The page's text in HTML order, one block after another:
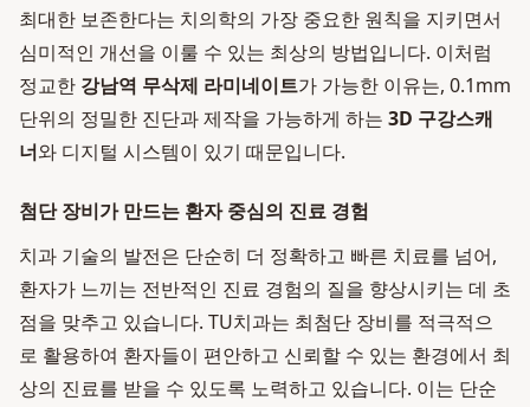
최대한 보존한다는 치의학의 가장 중요한 원칙을 지키면서
심미적인 개선을 이룰 수 있는 최상의 방법입니다. 이처럼
정교한 강남역 무삭제 라미네이트가 가능한 이유는, 0.1mm
단위의 정밀한 진단과 제작을 가능하게 하는 3D 구강스캐
너와 디지털 시스템이 있기 때문입니다.
첨단 장비가 만드는 환자 중심의 진료 경험
치과 기술의 발전은 단순히 더 정확하고 빠른 치료를 넘어,
환자가 느끼는 전반적인 진료 경험의 질을 향상시키는 데 초
점을 맞추고 있습니다. TU치과는 최첨단 장비를 적극적으
로 활용하여 환자들이 편안하고 신뢰할 수 있는 환경에서 최
상의 진료를 받을 수 있도록 노력하고 있습니다. 이는 단순